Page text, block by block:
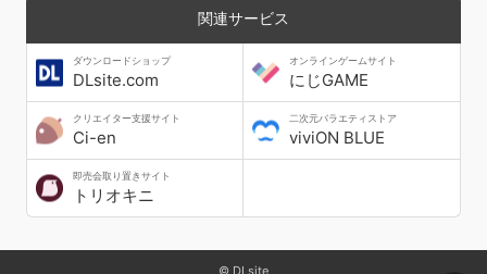
関連サービス
ダウンロードショップ
DLsite.com
オンラインゲームサイト
にじGAME
クリエイター支援サイト
Ci-en
二次元バラエティストア
viviON BLUE
即売会取り置きサイト
トリオキニ
© DLsite